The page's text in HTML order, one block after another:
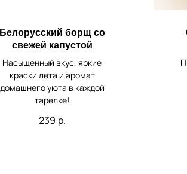
Белорусский борщ со
свежей капустой
Насыщенный вкус, яркие
краски лета и аромат
домашнего уюта в каждой
тарелке!
239 р.